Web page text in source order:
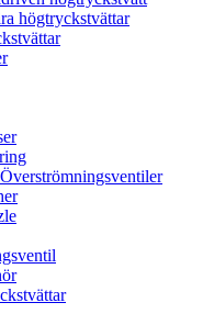
högtryckstvättar